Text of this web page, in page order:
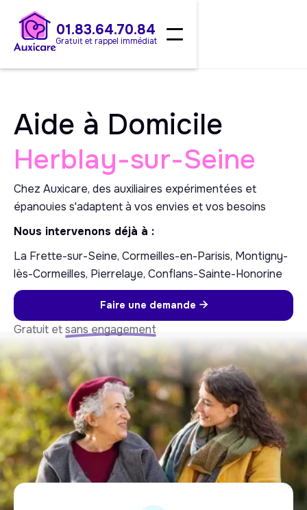
01.83.64.70.84
Gratuit et rappel immédiat
Aide à Domicile
Herblay-sur-Seine
Chez Auxicare, des auxiliaires expérimentées et
épanouies s'adaptent à vos envies et vos besoins
Nous intervenons déjà à :
La Frette-sur-Seine, Cormeilles-en-Parisis, Montigny-
lès-Cormeilles, Pierrelaye, Conflans-Sainte-Honorine
Faire une demande 
Gratuit etsans engagement